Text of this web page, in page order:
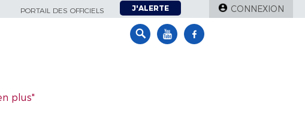
PORTAIL DES OFFICIELS J'ALERTE CONNEXION
plus"